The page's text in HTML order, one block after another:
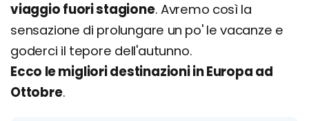
viaggio fuori stagione. Avremo così la
sensazione di prolungare un po' le vacanze e
goderci il tepore dell'autunno.
Ecco le migliori destinazioni in Europa ad
Ottobre.